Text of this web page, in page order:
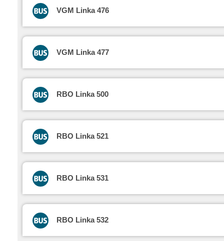
VGM Linka 476
VGM Linka 477
RBO Linka 500
RBO Linka 521
RBO Linka 531
RBO Linka 532